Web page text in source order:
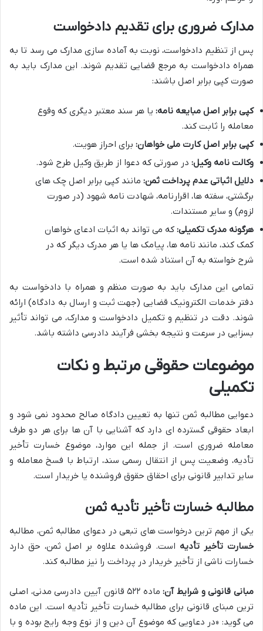
مدارک ضروری برای تقدیم دادخواست
پس از تنظیم دادخواست، نوبت به آماده سازی مدارک می رسد تا به
همراه دادخواست به مرجع قضایی تقدیم شوند. این مدارک باید به
صورت کپی برابر اصل باشند:
کپی برابر اصل مبایعه نامه: یا هر سند معتبر دیگری که وقوع
معامله را ثابت کند.
کپی برابر اصل کارت ملی خواهان: برای احراز هویت.
وکالت نامه وکیل: در صورتی که دعوا از طریق وکیل طرح شود.
دلایل اثباتی عدم پرداخت ثمن: مانند کپی برابر اصل چک های
برگشتی، سفته ها، اقرارنامه، شهادت نامه شهود (در صورت
لزوم) و سایر مستندات.
هرگونه مدرک تکمیلی: که می تواند به اثبات ادعای خواهان
کمک کند، مانند نامه ها، پیامک ها یا هر مدرک دیگر که در
شرح خواسته به آن استناد شده است.
تمامی این مدارک باید به صورت منظم و همراه با دادخواست به
دفتر خدمات الکترونیک قضایی (جهت ثبت و ارسال به دادگاه) ارائه
شوند. دقت در تنظیم و تکمیل دادخواست و مدارک، می تواند تأثیر
بسزایی در سرعت و نتیجه بخشی فرآیند دادرسی داشته باشد.
موضوعات حقوقی مرتبط و نکات
تکمیلی
دعوایی مطالبه ثمن تنها به تعیین دادگاه صالح محدود نمی شود و
ابعاد حقوقی گسترده ای دارد که آشنایی با آن ها برای هر دو طرف
معامله ضروری است. از جمله این موارد، موضوع خسارت تأخیر
تأدیه، وضعیت پس از انتقال رسمی سند، ارتباط با فسخ معامله و
سایر تدابیر قانونی برای احقاق حقوق فروشنده یا خریدار است.
مطالبه خسارت تأخیر تأدیه ثمن
یکی از مهم ترین درخواست های تبعی در دعوای مطالبه ثمن، مطالبه
خسارت تأخیر تأدیه است. فروشنده علاوه بر اصل ثمن، حق دارد
خسارات ناشی از تأخیر خریدار در پرداخت را نیز مطالبه کند.
مبانی قانونی و شرایط آن:
ماده ۵۲۲ قانون آیین دادرسی مدنی، اصلی
ترین مبنای قانونی برای مطالبه خسارت تأخیر تأدیه است. این ماده
می گوید: «در دعاویی که موضوع آن دین و از نوع وجه رایج بوده و با